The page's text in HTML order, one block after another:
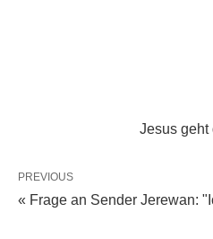
Jesus geht
PREVIOUS
« Frage an Sender Jerewan: